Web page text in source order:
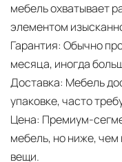
мебель охватывает
элементом
Гарантия: Обычно
месяца, иногда
Доставка: Мебель
упаковке, часто
Цена: Премиум-
мебель, но ниже,
вещи.